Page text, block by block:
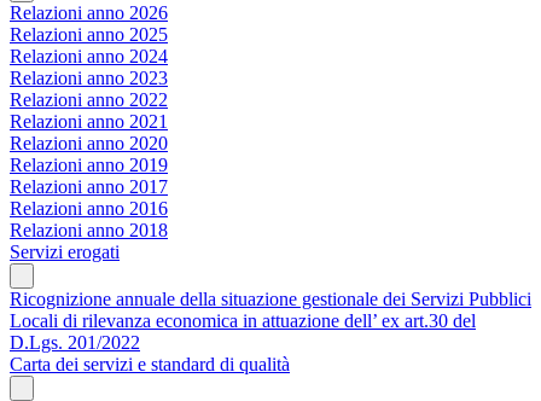
Relazioni anno 2026
Relazioni anno 2025
Relazioni anno 2024
Relazioni anno 2023
Relazioni anno 2022
Relazioni anno 2021
Relazioni anno 2020
Relazioni anno 2019
Relazioni anno 2017
Relazioni anno 2016
Relazioni anno 2018
Servizi erogati
Ricognizione annuale della situazione gestionale dei Servizi Pubblici
Locali di rilevanza economica in attuazione dell’ ex art.30 del
D.Lgs. 201/2022
Carta dei servizi e standard di qualità